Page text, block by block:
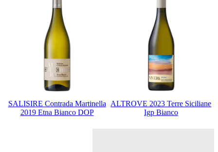
SALISIRE Contrada Martinella
2019 Etna Bianco DOP
ALTROVE 2023 Terre Siciliane
Igp Bianco